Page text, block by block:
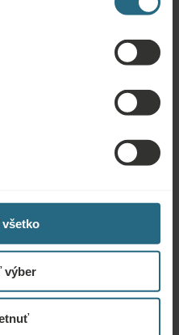
výber
a saunových priestorov
fitnescentra
prednášky, hudobné
Ensana Health Spa v